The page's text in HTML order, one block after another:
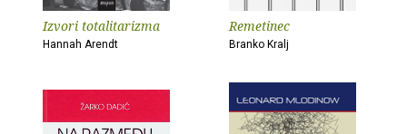
Izvori totalitarizma
Hannah Arendt
Remetinec
Branko Kralj